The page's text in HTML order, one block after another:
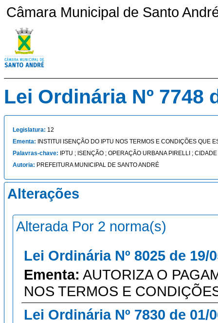
Câmara Municipal de Santo
Lei Ordinária Nº 7748
Legislatura: 12
Ementa: INSTITUI ISENÇÃO DO IPTU NOS TERMOS E CONDIÇÕES QUE
Palavras-chave: IPTU ; ISENÇÃO ; OPERAÇÃO URBANA PIRELLI ;
Autoria: PREFEITURA MUNICIPAL DE SANTO ANDRÉ
Alterações
Alterada Por 2 norma(s)
Lei Ordinária Nº 8025 de 19/
Ementa: AUTORIZA O
NOS TERMOS E
Lei Ordinária Nº 7830 de 01/